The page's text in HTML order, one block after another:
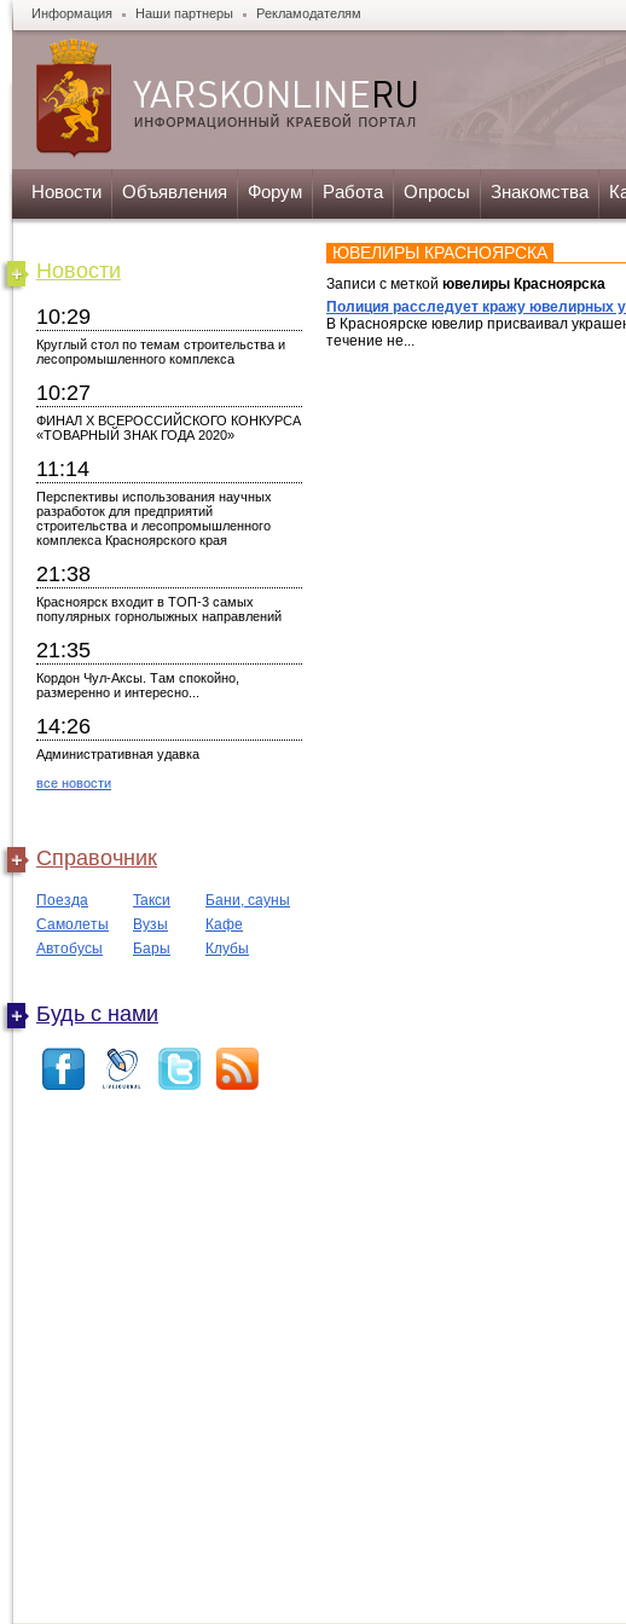
Информация Наши партнеры Рекламодателям
Новости Объявления Форум Работа Опросы Знакомства
Новости
10:29
Круглый стол по темам строительства и
лесопромышленного комплекса
10:27
ФИНАЛ X ВСЕРОССИЙСКОГО КОНКУРСА
«ТОВАРНЫЙ ЗНАК ГОДА 2020»
11:14
Перспективы использования научных
разработок для предприятий
строительства и лесопромышленного
комплекса Красноярского края
21:38
Красноярск входит в ТОП-3 самых
популярных горнолыжных направлений
21:35
Кордон Чул-Аксы. Там спокойно,
размеренно и интересно...
14:26
Административная удавка
все новости
Справочник
Поезда Такси
Бани, сауны
Самолеты
Вузы
Кафе
Автобусы
Бары Клубы
Будь с нами
ЮВЕЛИРЫ КРАСНОЯРСКА
Записи с меткой ювелиры Красноярска
Полиция расследует кражу ювелирных
В Красноярске ювелир присваивал
течение не...